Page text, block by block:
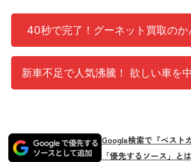
40秒で完了！グーネット買取の
新車不足で人気沸騰！ 欲しい車を
Google検索で『ベスト
「優先するソース」と